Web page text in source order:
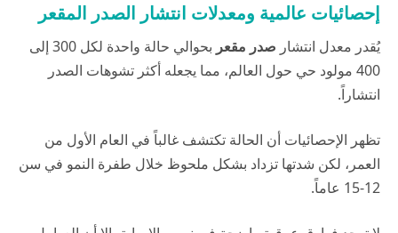
إحصائيات عالمية ومعدلات انتشار الصدر المقعر
يُقدر معدل انتشار صدر مقعر
بحوالي حالة واحدة لكل 300 إلى
400 مولود حي حول العالم، مما يجعله أكثر تشوهات الصدر
انتشاراً.
تظهر الإحصائيات أن الحالة تكتشف غالباً في العام الأول من
العمر، لكن شدتها تزداد بشكل ملحوظ خلال طفرة النمو في سن
12-15 عاماً.